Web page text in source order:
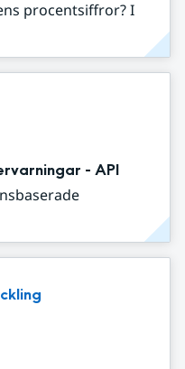
procentsiffror? I
- API